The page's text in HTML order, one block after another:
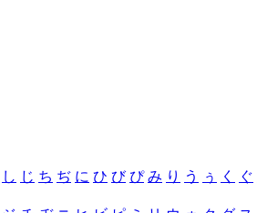
し じ ち ぢ に ひ び ぴ み り う ぅ く ぐ